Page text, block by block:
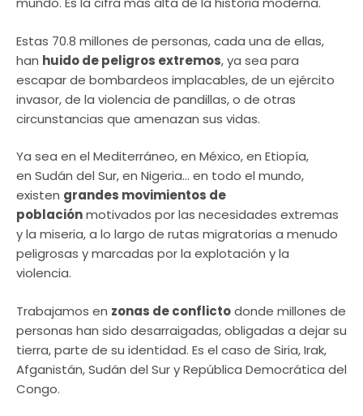
Estas 70.8 millones de personas, cada una de ellas,
han huido de peligros extremos, ya sea para
escapar de bombardeos implacables, de un ejército
invasor, de la violencia de pandillas, o de otras
circunstancias que amenazan sus vidas.
Ya sea en el Mediterráneo, en México, en Etiopía,
en Sudán del Sur, en Nigeria… en todo el mundo,
existen grandes movimientos de
poblaciónmotivados por las necesidades extremas
y la miseria, a lo largo de rutas migratorias a menudo
peligrosas y marcadas por la explotación y la
violencia.
Trabajamos en zonas de conflictodonde millones de
personas han sido desarraigadas, obligadas a dejar su
tierra, parte de su identidad. Es el caso de Siria, Irak,
Afganistán, Sudán del Sur y República Democrática del
Congo.